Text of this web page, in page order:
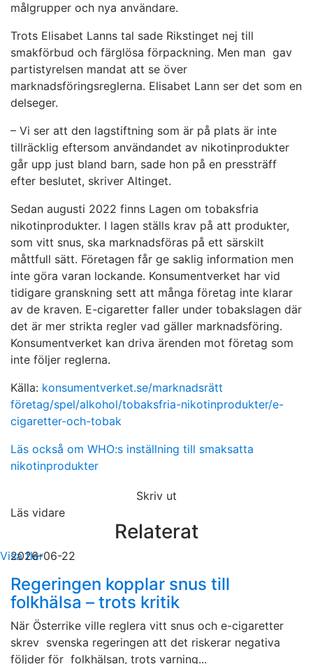
målgrupper och nya användare.
Trots Elisabet Lanns tal sade Rikstinget nej till
smakförbud och färglösa förpackning. Men man gav
partistyrelsen mandat att se över
marknadsföringsreglerna. Elisabet Lann ser det som en
delseger.
– Vi ser att den lagstiftning som är på plats är inte
tillräcklig eftersom användandet av nikotinprodukter
går upp just bland barn, sade hon på en pressträff
efter beslutet, skriver Altinget.
Sedan augusti 2022 finns Lagen om tobaksfria
nikotinprodukter. I lagen ställs krav på att produkter,
som vitt snus, ska marknadsföras på ett särskilt
måttfull sätt. Företagen får ge saklig information men
inte göra varan lockande. Konsumentverket har vid
tidigare granskning sett att många företag inte klarar
av de kraven. E-cigaretter faller under tobakslagen där
det är mer strikta regler vad gäller marknadsföring.
Konsumentverket kan driva ärenden mot företag som
inte följer reglerna.
Källa: konsumentverket.se/marknadsrätt
företag/spel/alkohol/tobaksfria-nikotinprodukter/e-
cigaretter-och-tobak
Läs också om WHO:s inställning till smaksatta
nikotinprodukter
Skriv ut
Läs vidare
Relaterat
2026-06-22
Regeringen kopplar snus till
folkhälsa – trots kritik
När Österrike ville reglera vitt snus och e-cigaretter
skrev svenska regeringen att det riskerar negativa
följder för folkhälsan, trots varning...
Visa fler